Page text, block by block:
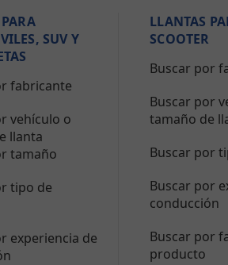
SUV Y
fabricante
vehículo o
llanta
tamaño
tipo de
experiencia de
LLANTAS
SCOOTER
Buscar por
Buscar por
tamaño de
Buscar por
Buscar por
conducción
Buscar por
producto